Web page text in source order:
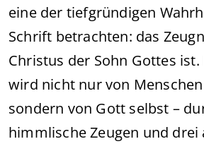
eine der tiefgründigen
Schrift betrachten: das
Christus der Sohn Gottes ist.
wird nicht nur von
sondern von Gott selbst –
himmlische Zeugen und drei